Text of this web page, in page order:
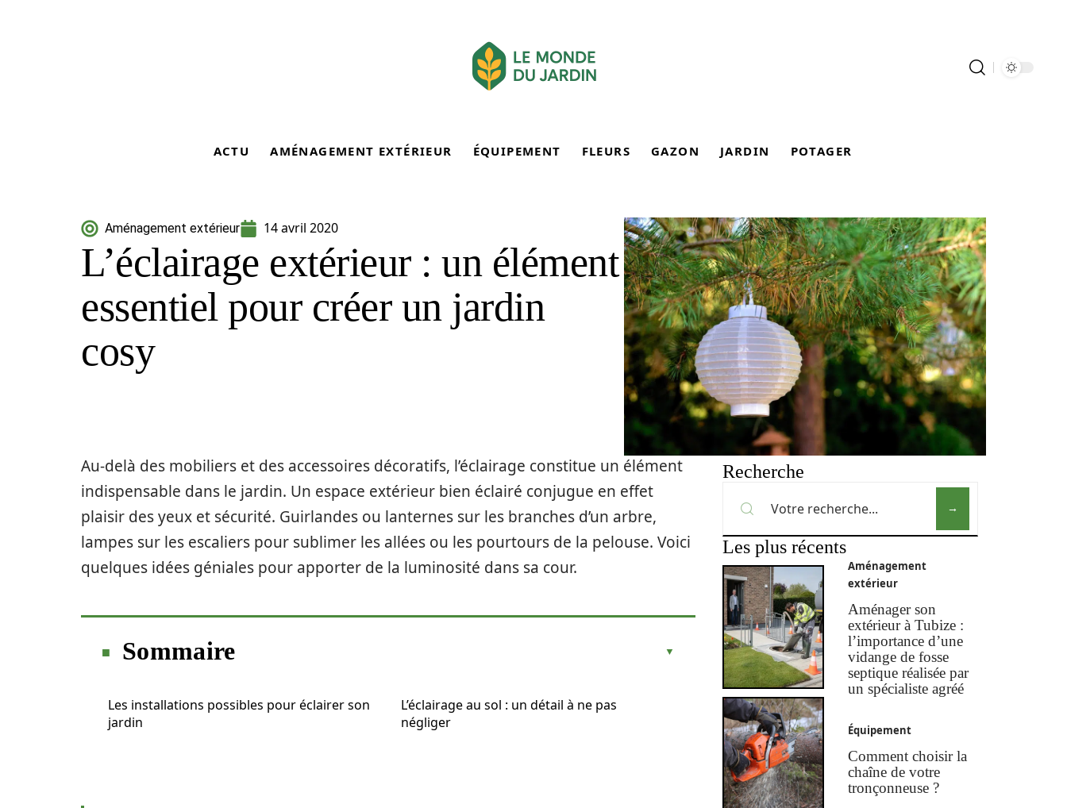
ACTU AMÉNAGEMENT EXTÉRIEUR ÉQUIPEMENT FLEURS GAZON JARDIN POTAGER
Aménagement extérieur 14 avril 2020
L’éclairage extérieur : un élément
essentiel pour créer un jardin
cosy
Au-delà des mobiliers et des accessoires décoratifs, l’éclairage constitue un élément
indispensable dans le jardin. Un espace extérieur bien éclairé conjugue en effet
plaisir des yeux et sécurité. Guirlandes ou lanternes sur les branches d’un arbre,
lampes sur les escaliers pour sublimer les allées ou les pourtours de la pelouse. Voici
quelques idées géniales pour apporter de la luminosité dans sa cour.
Sommaire
Les installations possibles pour éclairer son
jardin
L’éclairage au sol : un détail à ne pas
négliger
Recherche
Les plus récents
Aménagement
extérieur
Aménager son
extérieur à Tubize :
l’importance d’une
vidange de fosse
septique réalisée par
un spécialiste agréé
Équipement
Comment choisir la
chaîne de votre
tronçonneuse ?